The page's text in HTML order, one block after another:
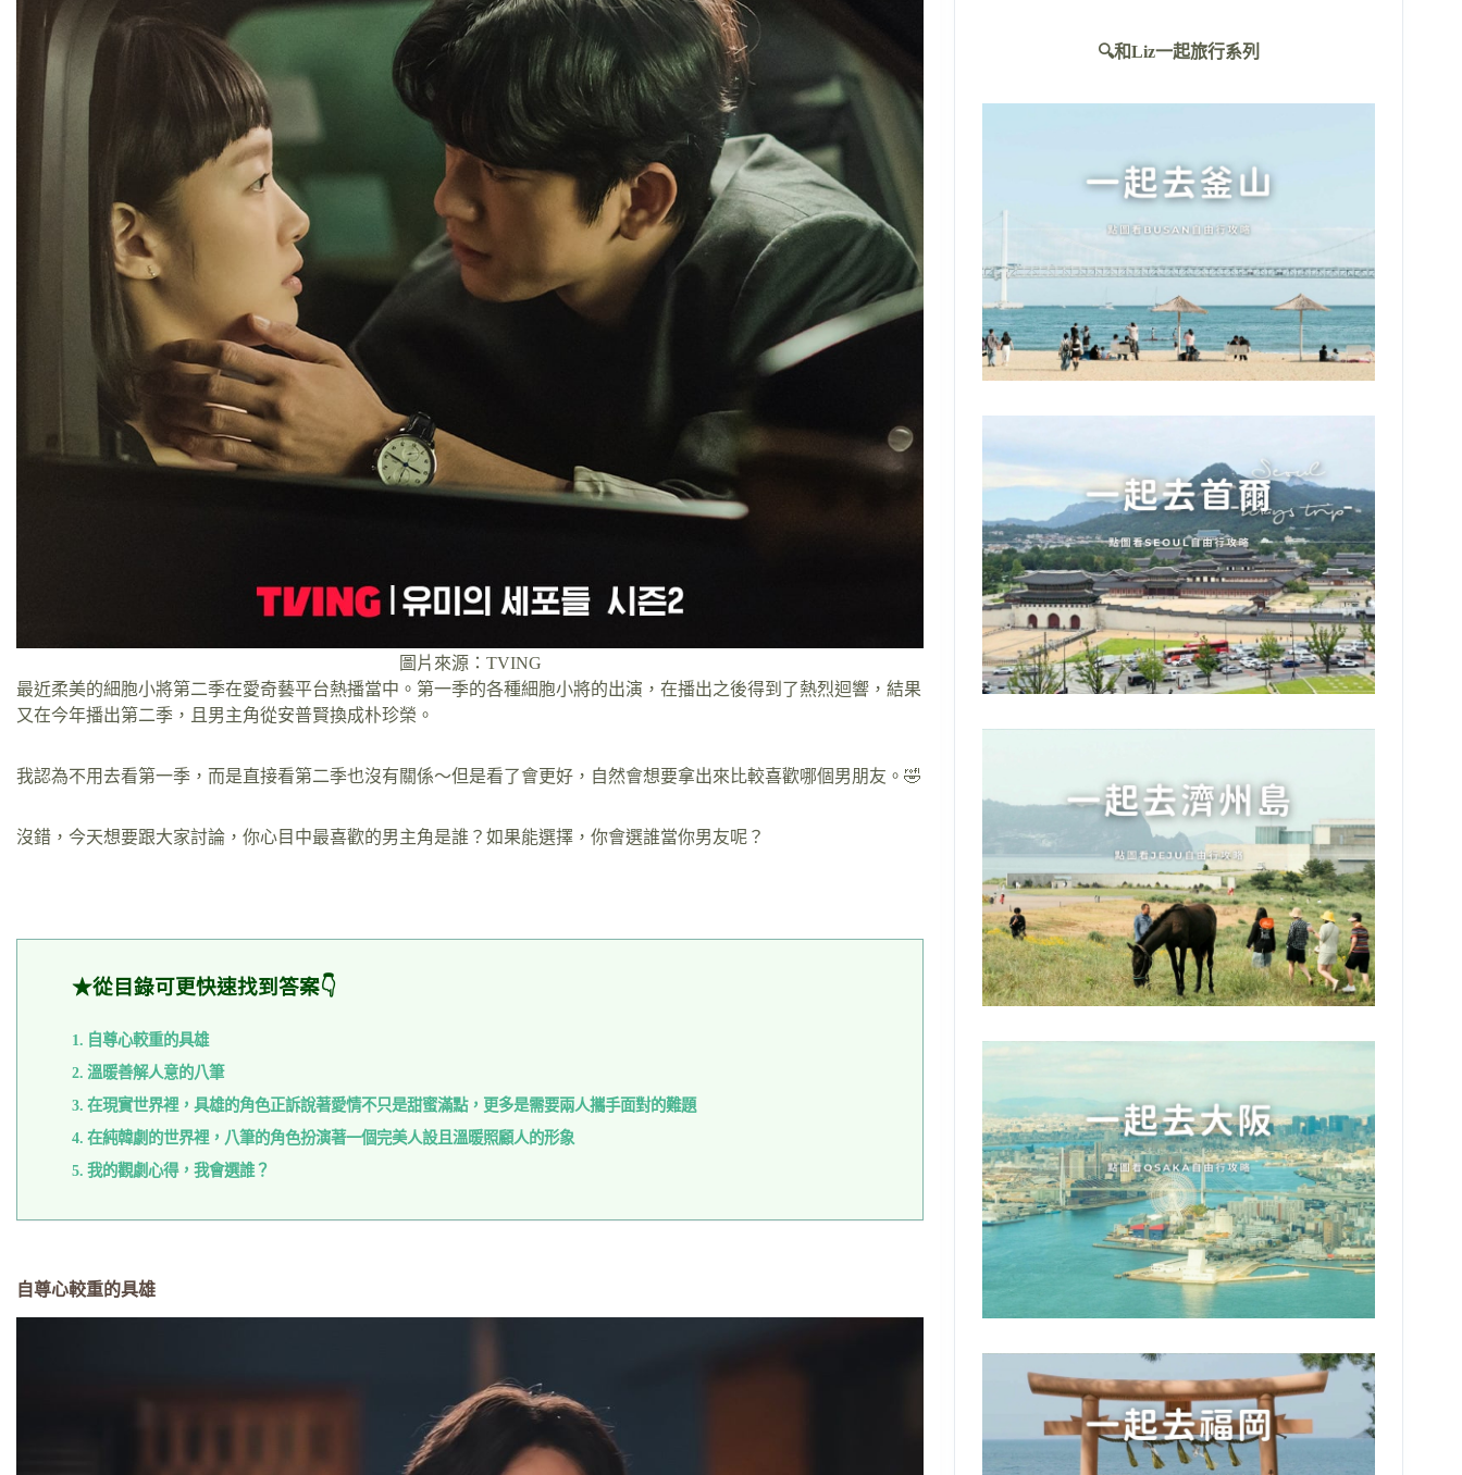
圖片來源：TVING
最近柔美的細胞小將第二季在愛奇藝平台熱播當中。第一季的各種細胞小將的出演，在播出之後得到了熱烈迴響，結果
又在今年播出第二季，且男主角從安普賢換成朴珍榮。
我認為不用去看第一季，而是直接看第二季也沒有關係～但是看了會更好，自然會想要拿出來比較喜歡哪個男朋友。🤣
沒錯，今天想要跟大家討論，你心目中最喜歡的男主角是誰？如果能選擇，你會選誰當你男友呢？
★從目錄可更快速找到答案👇
自尊心較重的具雄
溫暖善解人意的八筆
在現實世界裡，具雄的角色正訴說著愛情不只是甜蜜滿點，更多是需要兩人攜手面對的難題
在純韓劇的世界裡，八筆的角色扮演著一個完美人設且溫暖照顧人的形象
我的觀劇心得，我會選誰？
自尊心較重的具雄
🔍和Liz一起旅行系列